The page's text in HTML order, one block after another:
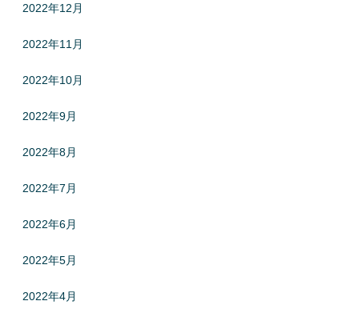
2022年12月
2022年11月
2022年10月
2022年9月
2022年8月
2022年7月
2022年6月
2022年5月
2022年4月